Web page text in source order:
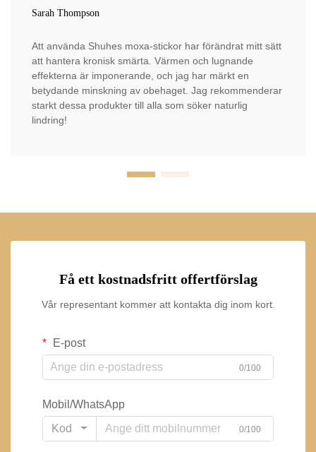
Sarah Thompson
Att använda Shuhes moxa-stickor har förändrat mitt sätt
att hantera kronisk smärta. Värmen och lugnande
effekterna är imponerande, och jag har märkt en
betydande minskning av obehaget. Jag rekommenderar
starkt dessa produkter till alla som söker naturlig
lindring!
Få ett kostnadsfritt offertförslag
Vår representant kommer att kontakta dig inom kort.
E-post
0/100
Mobil/WhatsApp
Kod
0/100